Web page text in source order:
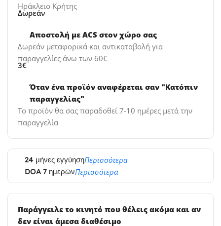
Ηράκλειο Κρήτης
Δωρεάν
Αποστολή με ACS στον χώρο σας
Δωρεάν μεταφορικά και αντικαταβολή για
παραγγελίες άνω των 60€
3€
Όταν ένα προϊόν αναφέρεται σαν "Κατόπιν
παραγγελίας"
Το προϊόν θα σας παραδοθεί 7-10 ημέρες μετά την
παραγγελία
24 μήνες εγγύησηΠερισσότερα
DOA 7 ημερώνΠερισσότερα
Παράγγειλε το κινητό που θέλεις ακόμα και αν
δεν είναι άμεσα διαθέσιμο